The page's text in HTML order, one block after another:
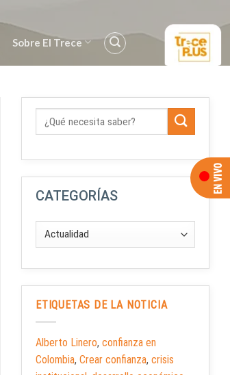
Sobre El Trece
CATEGORÍAS
ETIQUETAS DE LA NOTICIA
Alberto Linero, confianza en
Colombia, Crear confianza, crisis